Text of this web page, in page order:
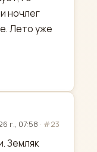
ночлег
Лето уже
г., 07:58 · #23
Земляк